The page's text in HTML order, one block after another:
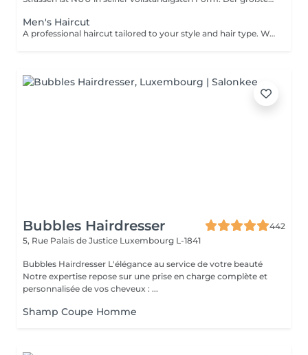
Men's Haircut
A professional haircut tailored to your style and hair type. We begin with a short consultation to discuss your expectations, followed by a gentle wash while you relax lying comfortably in our Maletti chair, a precise cut, and a smooth blow-dry. We use Dyson Pro tools that protect your hair from excessive heat and deliver a sleek, polished finish. LaBiosthétique care and styling products provide holistic care for hair and scalp, combining scientific research with carefully selected natural ingredients. All brushes are sanitised with Sibel equipment, which effectively removes hair, product buildup, and impurities while reducing bacteria on the brush surface to maintain high hygiene standards for every client.
Bubbles Hairdresser
442
5, Rue Palais de Justice Luxembourg L-1841
Bubbles Hairdresser L'élégance au service de votre beauté
Notre expertise repose sur une prise en charge complète et
personnalisée de vos cheveux : ...
Shamp Coupe Homme